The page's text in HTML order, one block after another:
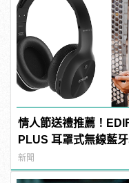
情人節送禮推薦！
PLUS 耳罩式無線藍
傾訴甜言蜜語
新聞